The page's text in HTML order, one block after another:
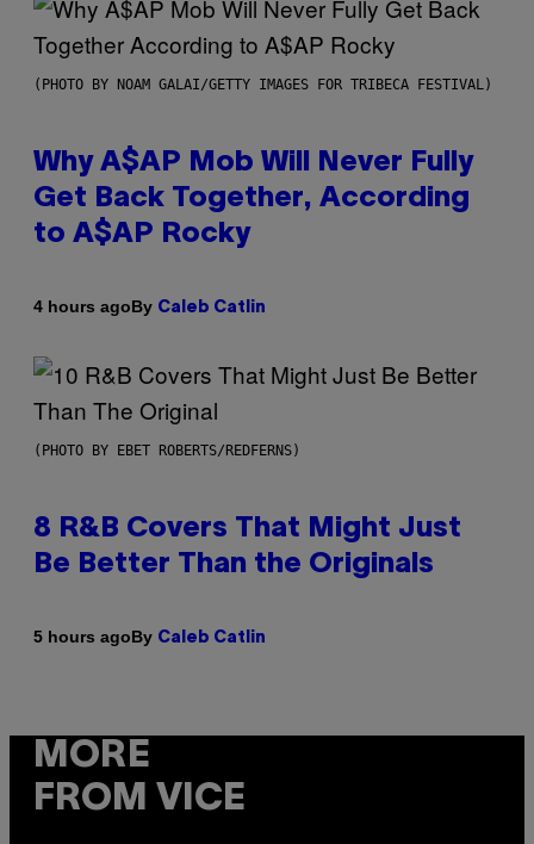
(PHOTO BY NOAM GALAI/GETTY IMAGES FOR TRIBECA FESTIVAL)
Why A$AP Mob Will Never Fully
Get Back Together, According
to A$AP Rocky
4 hours agoBy Caleb Catlin
(PHOTO BY EBET ROBERTS/REDFERNS)
8 R&B Covers That Might Just
Be Better Than the Originals
5 hours agoBy Caleb Catlin
MORE
FROM VICE